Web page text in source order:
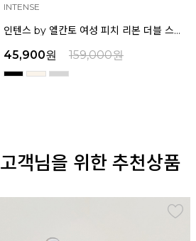
INTENSE
[우주소녀 엑시,홍수아 착용] 인텐스 by 엘칸토 여성 가보시힐 샌들 7cm LCWW08I126
39,200원 129,000원
고객님을 위한 추천상품